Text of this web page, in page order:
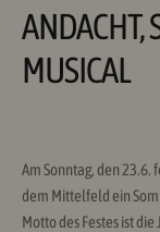
ANDACHT,
MUSICAL
Am Sonntag, den 23.6.
dem Mittelfeld ein
Motto des Festes ist